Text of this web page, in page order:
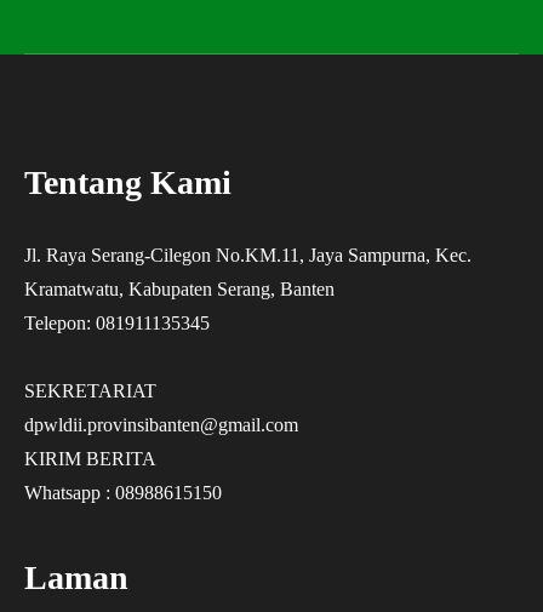
Tentang Kami
Jl. Raya Serang-Cilegon No.KM.11, Jaya Sampurna, Kec.
Kramatwatu, Kabupaten Serang, Banten
Telepon: 081911135345
SEKRETARIAT
dpwldii.provinsibanten@gmail.com
KIRIM BERITA
Whatsapp : 08988615150
Laman